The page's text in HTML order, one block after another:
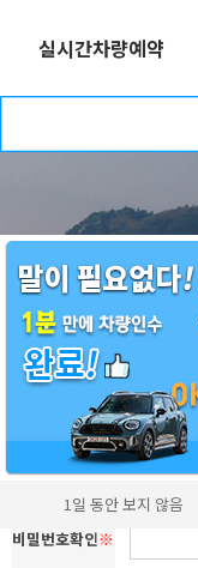
실시간차량예약
회원ID
비밀번호※
비밀번호확인※
1일 동안 보지 않음